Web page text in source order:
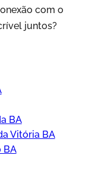
com o
juntos?
BA
Vitória BA
BA